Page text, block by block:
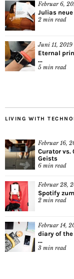
Februar 6,
Julias
2 min read
Juni 11, 2019
Eternal
...
5 min read
LIVING WITH
Februar 16,
Curator vs.
Geists
6 min read
Februar 28,
Spotify
2 min read
Februar 14,
diary of
...
3 min read